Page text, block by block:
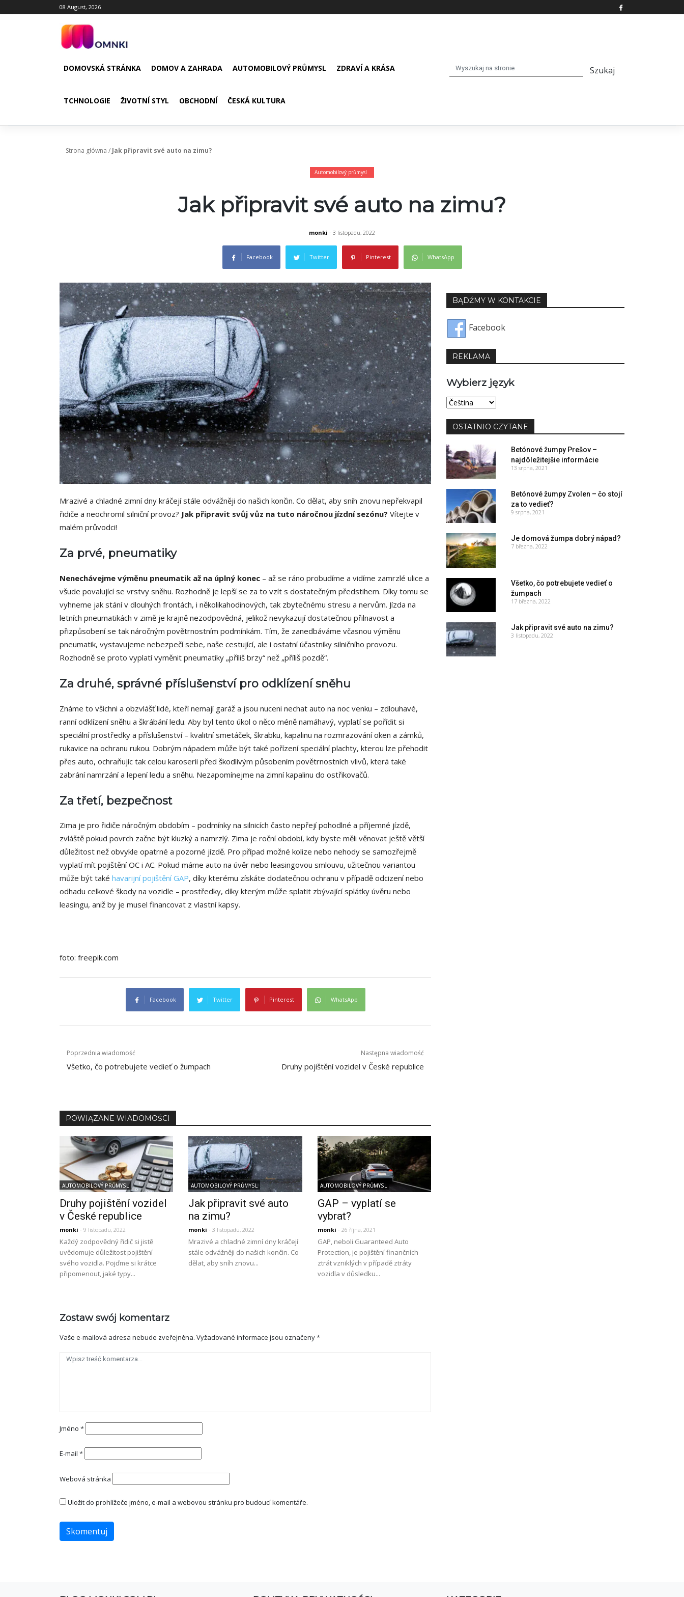
to
08 August, 2026
DOMOVSKÁ STRÁNKA DOMOV A ZAHRADA AUTOMOBILOVÝ PRŮMYSL ZDRAVÍ A KRÁSA
TCHNOLOGIE ŽIVOTNÍ STYL OBCHODNÍ ČESKÁ KULTURA
Strona główna / Jak připravit své auto na zimu?
Automobilový průmysl
Jak připravit své auto na zimu?
monki - 3 listopadu, 2022
Facebook Twitter Pinterest WhatsApp
Mrazivé a chladné zimní dny kráčejí stále odvážněji do našich končin. Co dělat, aby sníh znovu nepřekvapil
řidiče a neochromil silniční provoz? Jak připravit svůj vůz na tuto náročnou jízdní sezónu? Vítejte v
malém průvodci!
Za prvé, pneumatiky
Nenechávejme výměnu pneumatik až na úplný konec – až se ráno probudíme a vidíme zamrzlé ulice a
všude povalující se vrstvy sněhu. Rozhodně je lepší se za to vzít s dostatečným předstihem. Díky tomu se
vyhneme jak stání v dlouhých frontách, i několikahodinových, tak zbytečnému stresu a nervům. Jízda na
letních pneumatikách v zimě je krajně nezodpovědná, jelikož nevykazují dostatečnou přilnavost a
přizpůsobení se tak náročným povětrnostním podmínkám. Tím, že zanedbáváme včasnou výměnu
pneumatik, vystavujeme nebezpečí sebe, naše cestující, ale i ostatní účastníky silničního provozu.
Rozhodně se proto vyplatí vyměnit pneumatiky „příliš brzy“ než „příliš pozdě“.
Za druhé, správné příslušenství pro odklízení sněhu
Známe to všichni a obzvlášť lidé, kteří nemají garáž a jsou nuceni nechat auto na noc venku – zdlouhavé,
ranní odklízení sněhu a škrábání ledu. Aby byl tento úkol o něco méně namáhavý, vyplatí se pořídit si
speciální prostředky a příslušenství – kvalitní smetáček, škrabku, kapalinu na rozmrazování oken a zámků,
rukavice na ochranu rukou. Dobrým nápadem může být také pořízení speciální plachty, kterou lze přehodit
přes auto, ochraňujíc tak celou karoserii před škodlivým působením povětrnostních vlivů, která také
zabrání namrzání a lepení ledu a sněhu. Nezapomínejme na zimní kapalinu do ostřikovačů.
Za třetí, bezpečnost
Zima je pro řidiče náročným obdobím – podmínky na silnicích často nepřejí pohodlné a příjemné jízdě,
zvláště pokud povrch začne být kluzký a namrzlý. Zima je roční období, kdy byste měli věnovat ještě větší
důležitost než obvykle opatrné a pozorné jízdě. Pro případ možné kolize nebo nehody se samozřejmě
vyplatí mít pojištění OC i AC. Pokud máme auto na úvěr nebo leasingovou smlouvu, užitečnou variantou
může být také havarijní pojištění GAP, díky kterému získáte dodatečnou ochranu v případě odcizení nebo
odhadu celkové škody na vozidle – prostředky, díky kterým může splatit zbývající splátky úvěru nebo
leasingu, aniž by je musel financovat z vlastní kapsy.
foto: freepik.com
Facebook Twitter Pinterest WhatsApp
Navigace
pro
Poprzednia wiadomość
Všetko, čo potrebujete vedieť o žumpach
Następna wiadomość
Druhy pojištění vozidel v České republice
POWIĄZANE WIADOMOŚCI
AUTOMOBILOVÝ PRŮMYSL
Druhy pojištění vozidel
v České republice
monki - 9 listopadu, 2022
Každý zodpovědný řidič si jistě
uvědomuje důležitost pojištění
svého vozidla. Pojďme si krátce
připomenout, jaké typy...
AUTOMOBILOVÝ PRŮMYSL
Jak připravit své auto
na zimu?
monki - 3 listopadu, 2022
Mrazivé a chladné zimní dny kráčejí
stále odvážněji do našich končin. Co
dělat, aby sníh znovu...
AUTOMOBILOVÝ PRŮMYSL
GAP – vyplatí se
vybrat?
monki - 26 října, 2021
GAP, neboli Guaranteed Auto
Protection, je pojištění finančních
ztrát vzniklých v případě ztráty
vozidla v důsledku...
Zostaw swój komentarz
Vaše e-mailová adresa nebude zveřejněna. Vyžadované informace jsou označeny*
Jméno *
E-mail *
Webová stránka
Uložit do prohlížeče jméno, e-mail a webovou stránku pro budoucí komentáře.
BĄDŹMY W KONTAKCIE
Facebook
REKLAMA
Wybierz język
Wybierz
OSTATNIO CZYTANE
Betónové žumpy Prešov –
najdôležitejšie informácie
13 srpna, 2021
Betónové žumpy Zvolen – čo stojí
za to vedieť?
9 srpna, 2021
Je domová žumpa dobrý nápad?
7 března, 2022
Všetko, čo potrebujete vedieť o
žumpach
17 března, 2022
Jak připravit své auto na zimu?
3 listopadu, 2022